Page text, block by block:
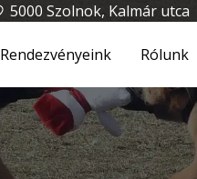
5000 Szolnok, Kalmár utca
Rendezvényeink Rólunk